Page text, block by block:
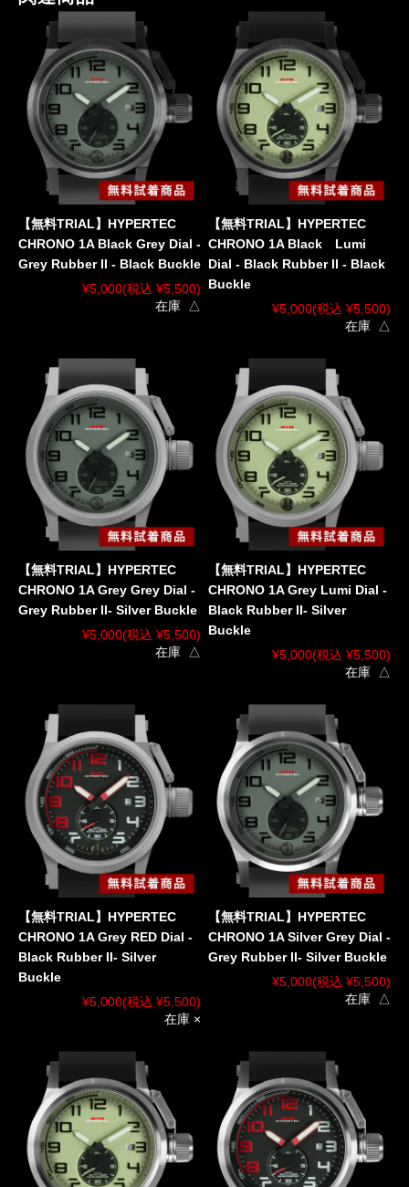
【無料TRIAL】HYPERTEC
CHRONO 1A Black Grey Dial -
Grey Rubber II - Black Buckle
¥5,000(税込 ¥5,500)
在庫 △
【無料TRIAL】HYPERTEC
CHRONO 1A Black Lumi
Dial - Black Rubber II - Black
Buckle
¥5,000(税込 ¥5,500)
在庫 △
【無料TRIAL】HYPERTEC
CHRONO 1A Grey Grey Dial -
Grey Rubber II- Silver Buckle
¥5,000(税込 ¥5,500)
在庫 △
【無料TRIAL】HYPERTEC
CHRONO 1A Grey Lumi Dial -
Black Rubber II- Silver
Buckle
¥5,000(税込 ¥5,500)
在庫 △
【無料TRIAL】HYPERTEC
CHRONO 1A Grey RED Dial -
Black Rubber II- Silver
Buckle
¥5,000(税込 ¥5,500)
在庫 ×
【無料TRIAL】HYPERTEC
CHRONO 1A Silver Grey Dial -
Grey Rubber II- Silver Buckle
¥5,000(税込 ¥5,500)
在庫 △